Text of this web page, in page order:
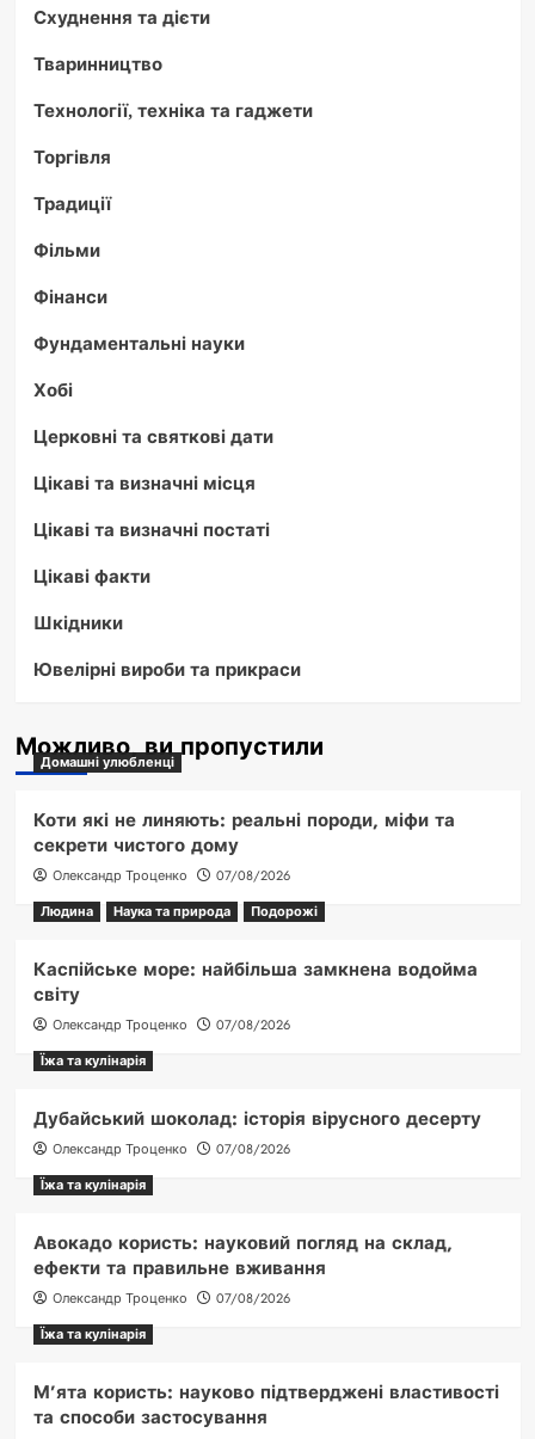
Схуднення та дієти
Тваринництво
Технології, техніка та гаджети
Торгівля
Традиції
Фільми
Фінанси
Фундаментальні науки
Хобі
Церковні та святкові дати
Цікаві та визначні місця
Цікаві та визначні постаті
Цікаві факти
Шкідники
Ювелірні вироби та прикраси
Можливо, ви пропустили
Домашні улюбленці
Коти які не линяють: реальні породи, міфи та
секрети чистого дому
Олександр Троценко
07/08/2026
Людина
Наука та природа Подорожі
Каспійське море: найбільша замкнена водойма
світу
Олександр Троценко
07/08/2026
Їжа та кулінарія
Дубайський шоколад: історія вірусного десерту
Олександр Троценко
07/08/2026
Їжа та кулінарія
Авокадо користь: науковий погляд на склад,
ефекти та правильне вживання
Олександр Троценко
07/08/2026
Їжа та кулінарія
М’ята користь: науково підтверджені властивості
та способи застосування